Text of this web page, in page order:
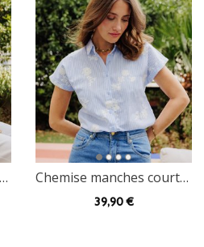
Chemise manches courtes Betta brodée
39,90 €